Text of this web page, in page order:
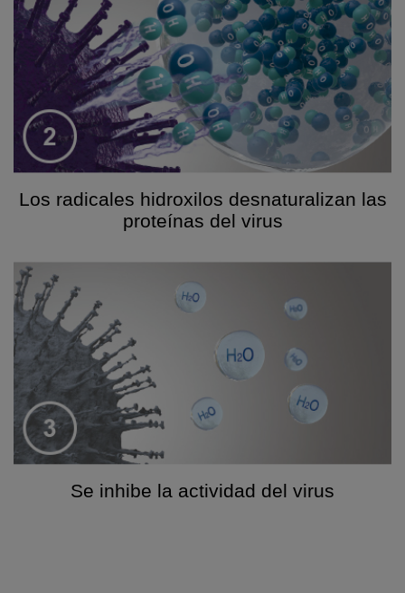
Los radicales hidroxilos desnaturalizan las
proteínas del virus
Se inhibe la actividad del virus